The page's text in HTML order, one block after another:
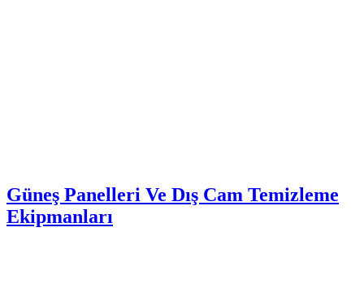
Güneş Panelleri Ve Dış Cam Temizleme
Ekipmanları